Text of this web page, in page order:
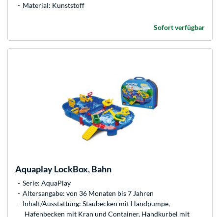
Material: Kunststoff
Sofort verfügbar
AquaplayLockBox, Bahn
Serie: AquaPlay
Altersangabe: von 36 Monaten bis 7 Jahren
Inhalt/Ausstattung: Staubecken mit Handpumpe,
Hafenbecken mit Kran und Container, Handkurbel mit